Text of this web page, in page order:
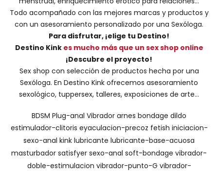
Todo acompañado con las mejores marcas y productos y
con un asesoramiento personalizado por una Sexóloga.
Para disfrutar, ¡elige tu Destino!
Destino Kink es mucho más que un sex shop online
¡Descubre el proyecto!
Sex shop con selección de productos hecha por una
Sexóloga. En Destino Kink ofrecemos asesoramiento
sexológico, tuppersex, talleres, exposiciones de arte...
BDSM Plug-anal Vibrador arnes bondage dildo
estimulador-clitoris eyaculacion-precoz fetish iniciacion-
sexo-anal kink lubricante lubricante-base-acuosa
masturbador satisfyer sexo-anal soft-bondage vibrador-
doble-estimulacion vibrador-punto-G vibrador-